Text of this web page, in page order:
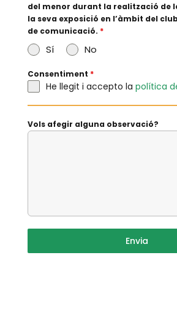
del menor durant la realització de
la seva exposició en l’àmbit del
de comunicació. *
Sí No
Consentiment *
He llegit i accepto la política
Vols afegir alguna observació?
Envia